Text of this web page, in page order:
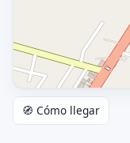
🧭 Cómo llegar